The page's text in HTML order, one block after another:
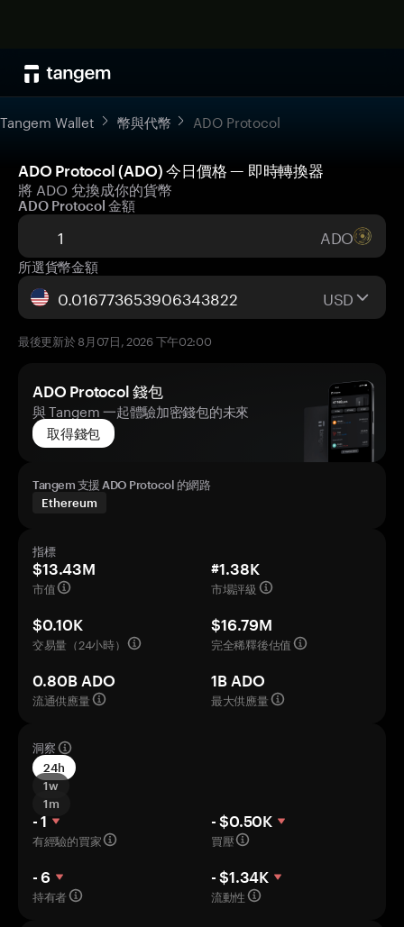
Tangem Wallet 幣與代幣 ADO Protocol
ADO Protocol (ADO) 今日價格 — 即時轉換器
將 ADO 兌換成你的貨幣
ADO Protocol 金額
ADO
所選貨幣金額
USD
最後更新於 8月07日, 2026 下午02:00
ADO Protocol 錢包
與 Tangem 一起體驗加密錢包的未來
取得錢包
Tangem 支援 ADO Protocol 的網路
Ethereum
指標
$13.43M
市值
#1.38K
市場評級
$0.10K
交易量（24小時）
$16.79M
完全稀釋後估值
0.80B ADO
流通供應量
1B ADO
最大供應量
洞察
24h
1w
1m
- 1
有經驗的買家
- $0.50K
買壓
- 6
持有者
- $1.34K
流動性